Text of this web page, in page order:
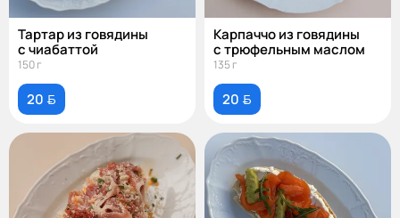
Тартар из говядины
с чиабаттой
150 г
20 
Карпаччо из говядины
с трюфельным маслом
135 г
20 